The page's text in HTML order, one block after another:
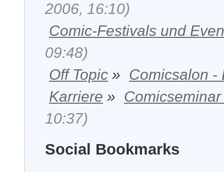
2006, 16:10)
Comic-Festivals und
09:48)
Off Topic » Comicsalon -
Karriere »
10:37)
Social Bookmarks